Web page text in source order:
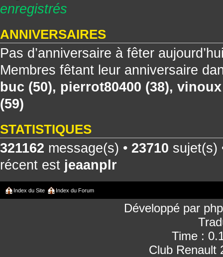
enregistrés
ANNIVERSAIRES
Pas d’anniversaire à fêter
Membres fêtant leur anniversaire
buc (50), pierrot80400 (38), vinoux
(59)
STATISTIQUES
321162 message(s) • 23710 sujet(s)
récent est jeaanplr
Index du Site Index du Forum
Développé par
Time :
Club Renault